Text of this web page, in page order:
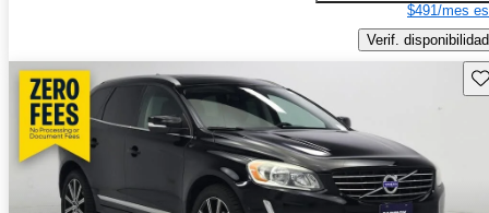
$491/mes
Verif. disponibilidad